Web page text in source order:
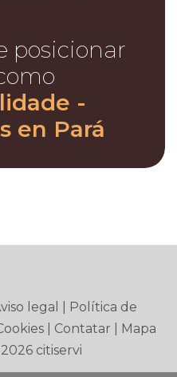
posicionar
-
en Pará
legal
Política de
Contatar
Mapa
citiservi